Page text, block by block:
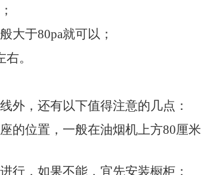
大于80pa就可以；
右。
外，还有以下值得注意的几点：
的位置，一般在油烟机上方80厘米
行，如果不能，宜先安装橱柜；